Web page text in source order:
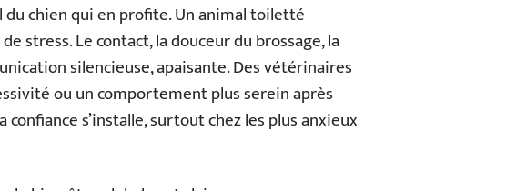
du chien qui en profite. Un animal toiletté
stress. Le contact, la douceur du brossage, la
silencieuse, apaisante. Des vétérinaires
ou un comportement plus serein après
s’installe, surtout chez les plus anxieux